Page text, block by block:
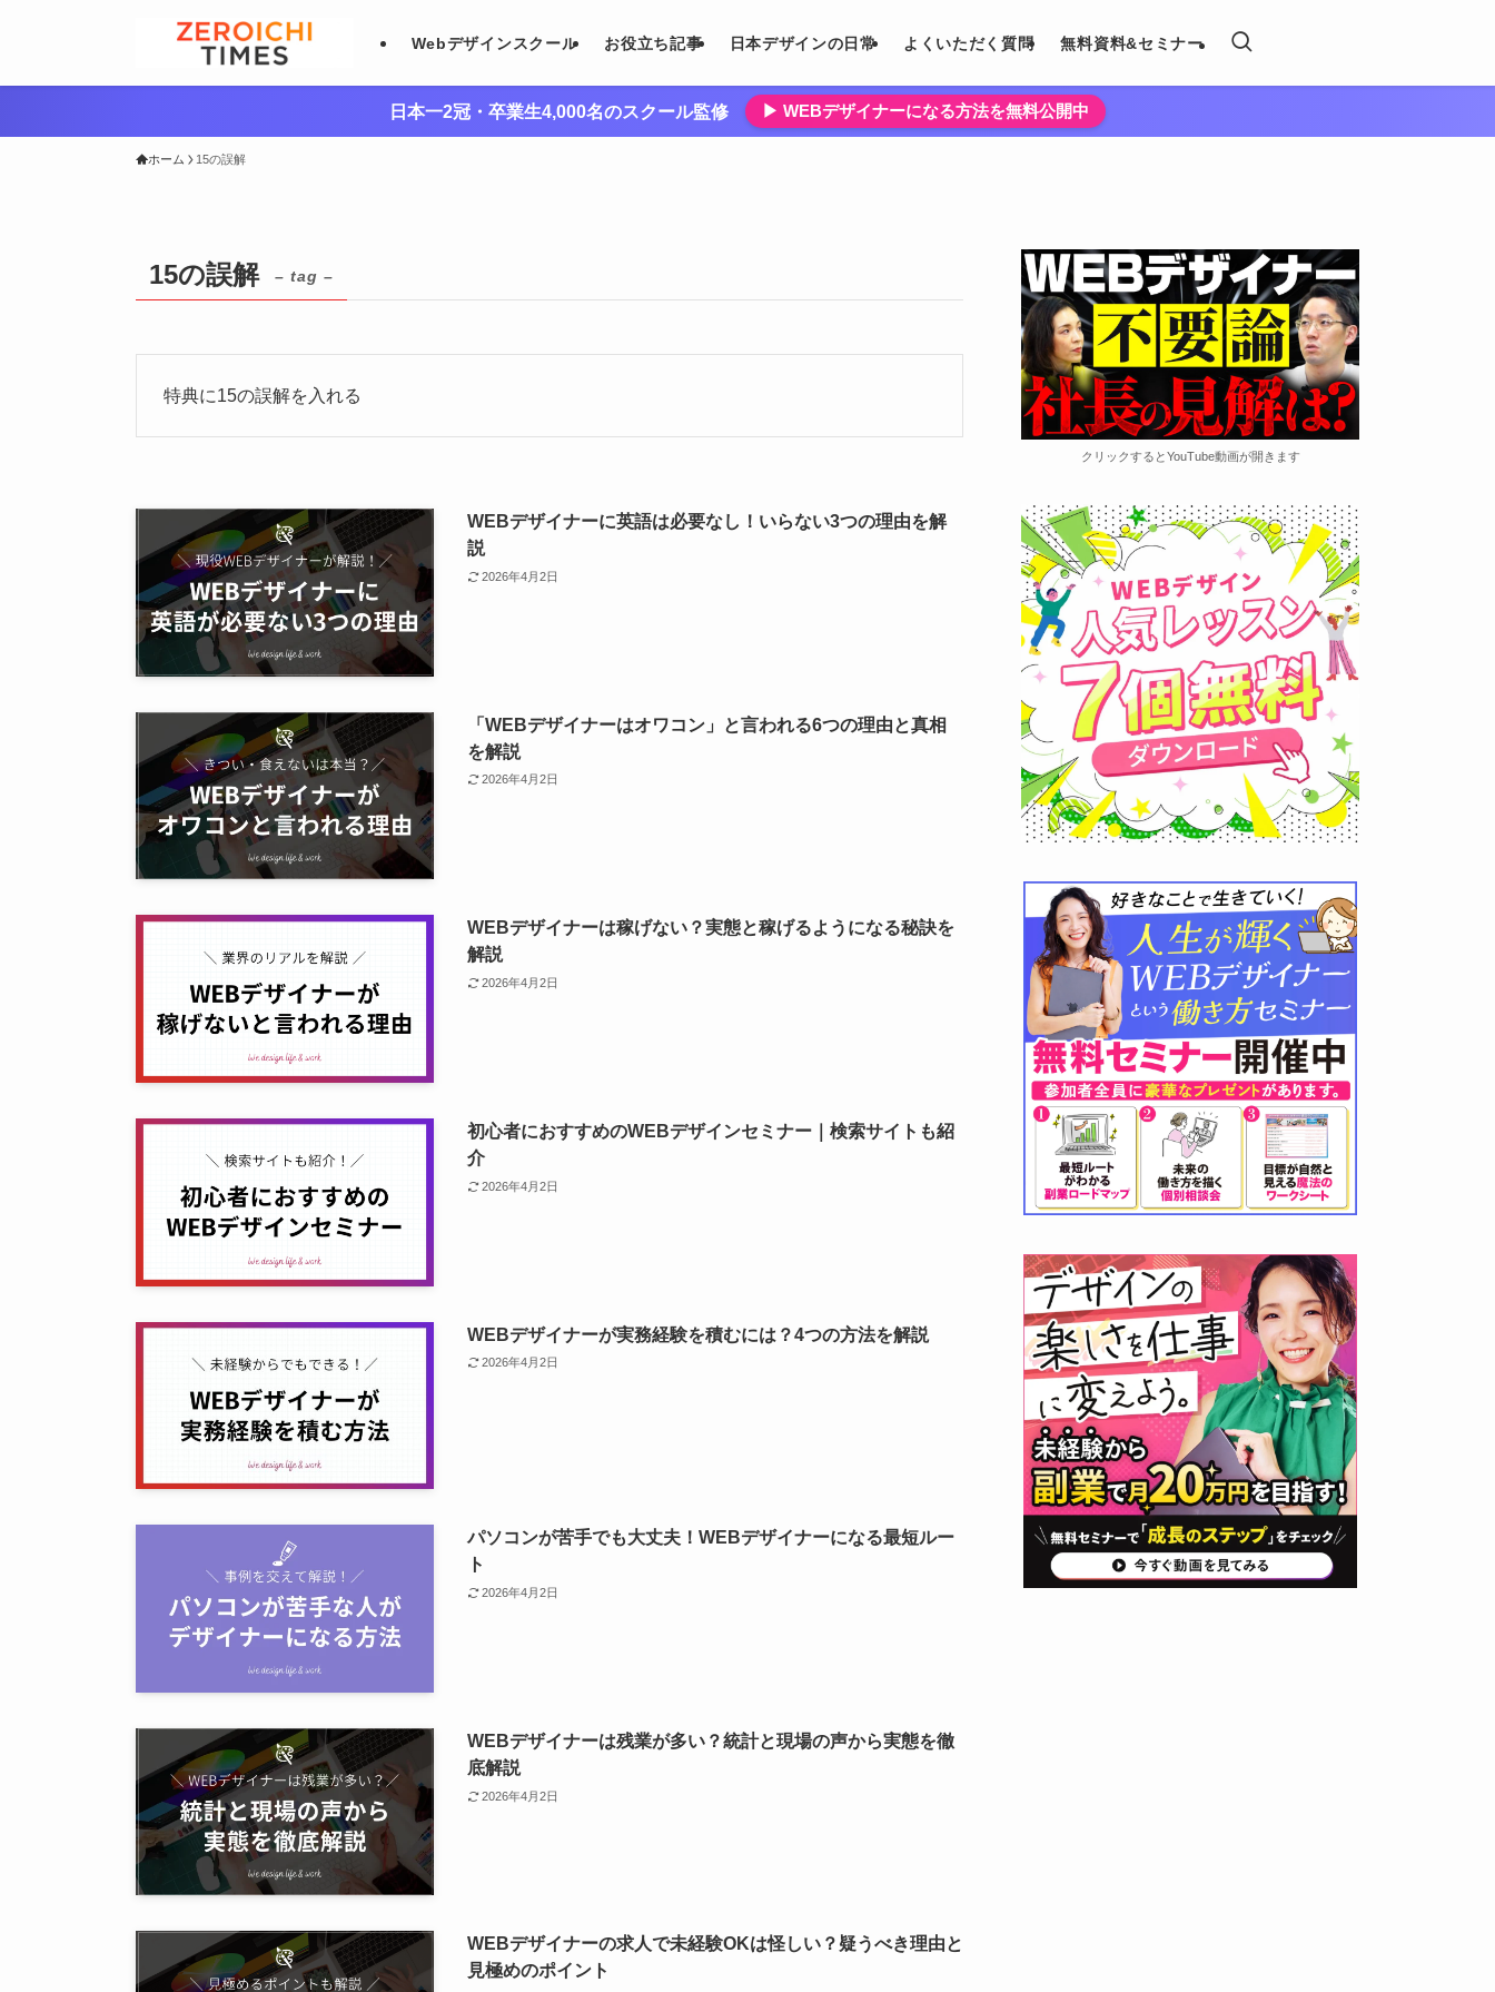
Webデザインスクール お役立ち記事 日本デザインの日常 よくいただく質問 無料資料&セミナー
日本一2冠・卒業生4,000名のスクール監修 ▶︎ WEBデザイナーになる方法を無料公開中
ホーム 15の誤解
15の誤解 – tag –
特典に15の誤解を入れる
WEBデザイナーに英語は必要なし！いらない3つの理由を解
説
2026年4月2日
「WEBデザイナーはオワコン」と言われる6つの理由と真相
を解説
2026年4月2日
WEBデザイナーは稼げない？実態と稼げるようになる秘訣を
解説
2026年4月2日
初心者におすすめのWEBデザインセミナー｜検索サイトも紹
介
2026年4月2日
WEBデザイナーが実務経験を積むには？4つの方法を解説
2026年4月2日
パソコンが苦手でも大丈夫！WEBデザイナーになる最短ルー
ト
2026年4月2日
WEBデザイナーは残業が多い？統計と現場の声から実態を徹
底解説
2026年4月2日
WEBデザイナーの求人で未経験OKは怪しい？疑うべき理由と
見極めのポイント
クリックするとYouTube動画が開きます